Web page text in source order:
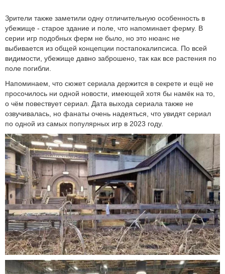
Зрители также заметили одну отличительную особенность в
убежище - старое здание и поле, что напоминает ферму. В
серии игр подобных ферм не было, но это нюанс не
выбивается из общей концепции постапокалипсиса. По всей
видимости, убежище давно заброшено, так как все растения по
поле погибли.
Напоминаем, что сюжет сериала держится в секрете и ещё не
просочилось ни одной новости, имеющей хотя бы намёк на то,
о чём повествует сериал. Дата выхода сериала также не
озвучивалась, но фанаты очень надеяться, что увидят сериал
по одной из самых популярных игр в 2023 году.